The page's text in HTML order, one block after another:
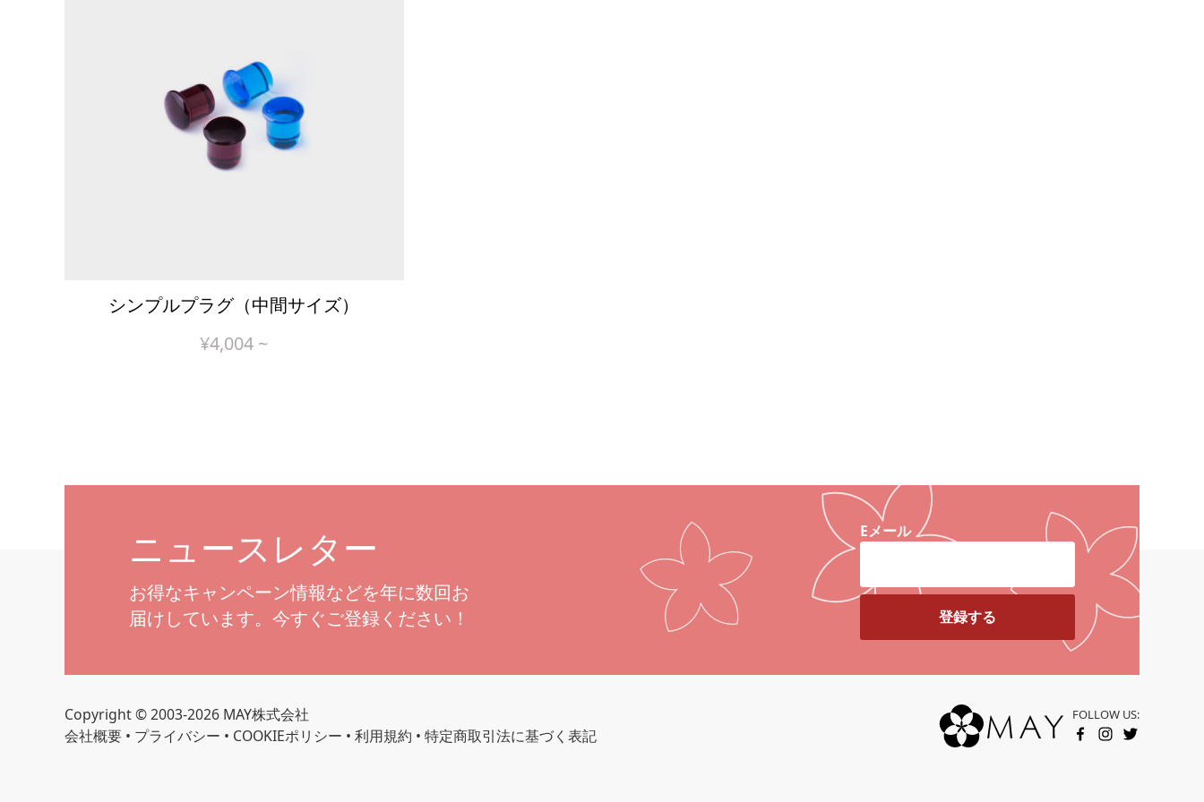
シンプルプラグ（中間サイズ）
¥4,004 ~
ニュースレター
お得なキャンペーン情報などを年に数回お
届けしています。今すぐご登録ください！
Eメール
Copyright © 2003-2026 MAY株式会社
会社概要 • プライバシー • COOKIEポリシー • 利用規約 • 特定商取引法に基づく表記
FOLLOW US:
FACEBOOK
INSTAGRAM
TWITTER